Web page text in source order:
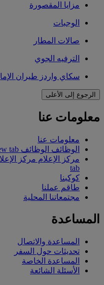
مزايا المقصورة
الوجبات
صالات المطار
الترفيه الجوي
سكاي واردز طيران
الرجوع إلى الأعلى
معلومات عنا
معلومات عنا
الوظائف الوظائف Opens an external link in a new tab
مركز الإعلام
tab
كوكبنا
طاقم عملنا
مجتمعاتنا المحلية
المساعدة
المساعدة والاتصال
تحديثات حول السفر
المساعدة الخاصة
الأسئلة الشائعة